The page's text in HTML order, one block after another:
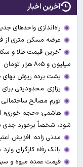
آخرین اخبار
راه‌اندازی واحدهای
عرضه مسکن متری از
میلیون و ۸۰۵ هزار تومان
پشت پرده ریزش بهای
رزازی: محدودیتی
تورم مصالح ساختمانی تهران از ۱۰۰
هاشمی: «حجم خوری»
شود، شخصاً برخورد جدی
مدنی زاده: افزایش
بانک رفاه کارگران
قیمت عمده میوه و